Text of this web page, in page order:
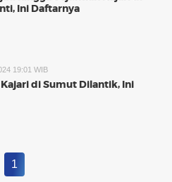
Ini Daftarnya
19:01 WIB
di Sumut Dilantik, Ini
1